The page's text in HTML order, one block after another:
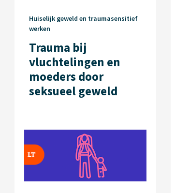
Trauma bij
vluchtelingen en
moeders door
seksueel geweld
Huiselijk geweld en traumasensitief
werken